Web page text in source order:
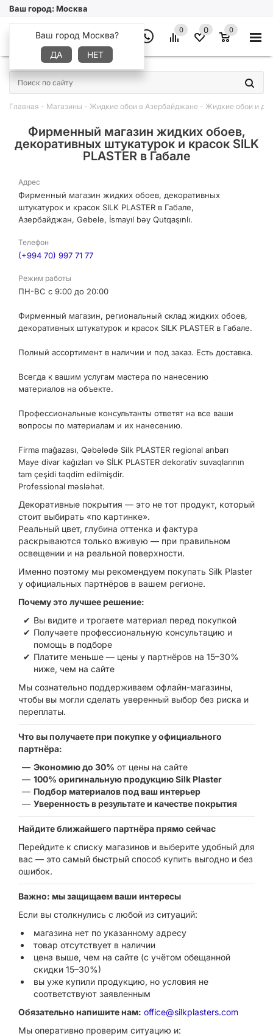
Ваш город:Москва
Ваш город Москва?
ДА
НЕТ
0 0 0
×
Главная - Магазины - Жидкие обои в Азербайджане - Жидкие обои и
Фирменный магазин жидких обоев,
декоративных штукатурок и красок SILK
PLASTER в Габале
Адрес
Фирменный магазин жидких обоев, декоративных
штукатурок и красок SILK PLASTER в Габале,
Азербайджан, Gebele, İsmayıl bəy Qutqaşınlı.
Телефон
(+994 70) 997 71 77
Режим работы
ПН-ВС с 9:00 до 20:00
Фирменный магазин, региональный склад жидких обоев,
декоративных штукатурок и красок SILK PLASTER в Габале.
Полный ассортимент в наличии и под заказ. Есть доставка.
Всегда к вашим услугам мастера по нанесению
материалов на объекте.
Профессиональные консультанты ответят на все ваши
вопросы по материалам и их нанесению.
Firma mağazası, Qəbələdə Silk PLASTER regional anbarı
Maye divar kağızları və SİLK PLASTER dekorativ suvaqlarının
tam çeşidi təqdim edilmişdir.
Professional məsləhət.
Декоративные покрытия — это не тот продукт, который
стоит выбирать «по картинке».
Реальный цвет, глубина оттенка и фактура
раскрываются только вживую — при правильном
освещении и на реальной поверхности.
Именно поэтому мы рекомендуем покупать Silk Plaster
у официальных партнёров в вашем регионе.
Почему это лучшее решение:
Вы видите и трогаете материал перед покупкой
Получаете профессиональную консультацию и
помощь в подборе
Платите меньше — цены у партнёров на 15–30%
ниже, чем на сайте
Мы сознательно поддерживаем офлайн-магазины,
чтобы вы могли сделать уверенный выбор без риска и
переплаты.
Что вы получаете при покупке у официального
партнёра:
Экономию до 30% от цены на сайте
100% оригинальную продукцию Silk Plaster
Подбор материалов под ваш интерьер
Уверенность в результате и качестве покрытия
Найдите ближайшего партнёра прямо сейчас
Перейдите к списку магазинов и выберите удобный для
вас — это самый быстрый способ купить выгодно и без
ошибок.
Важно: мы защищаем ваши интересы
Если вы столкнулись с любой из ситуаций:
магазина нет по указанному адресу
товар отсутствует в наличии
цена выше, чем на сайте (с учётом обещанной
скидки 15–30%)
вы уже купили продукцию, но условия не
соответствуют заявленным
Обязательно напишите нам: office@silkplasters.com
Мы оперативно проверим ситуацию и: